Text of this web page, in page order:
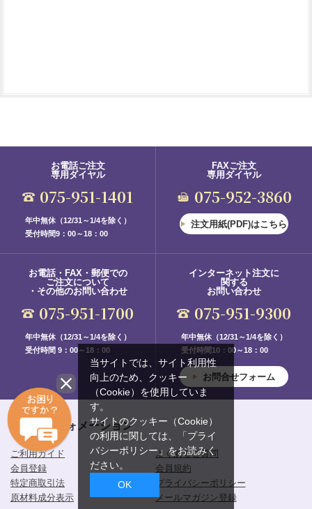
お電話ご注文
専用ダイヤル
075-951-1401
年中無休（12/31～1/4を除く）
受付時間9：00～18：00
FAXご注文
専用ダイヤル
075-952-3860
注文用紙(PDF)はこちら
お電話・FAX・郵便での
ご注文について
・その他のお問い合わせ
075-951-1700
年中無休（12/31～1/4を除く）
受付時間 9：00～18：00
インターネット注文に
関する
お問い合わせ
075-951-9300
年中無休（12/31～1/4を除く）
受付時間10：00～18：00
お問合せフォーム
インフォメーション
ご利用ガイド
よくあるご質問
会員登録
会員規約
特定商取引法
プライバシーポリシー
原材料成分表示
メールマガジン登録
当サイトでは、サイト利用性
向上のため、クッキー
（Cookie）を使用していま
す。
サイトのクッキー（Cookie）
の利用に関しては、
「プライ
バシーポリシー」をお読みく
ださい。
OK